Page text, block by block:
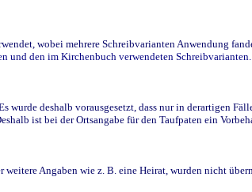
wobei mehrere Schreibvarianten Anwendung
und den im Kirchenbuch verwendeten Schreibvarianten.
deshalb vorausgesetzt, dass nur in derartigen
ist bei der Ortsangabe für den Taufpaten ein
Angaben wie z. B. eine Heirat, wurden nicht